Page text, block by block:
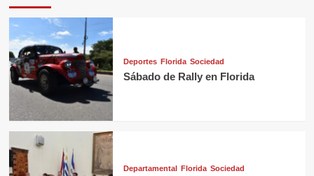
Deportes Florida Sociedad
Sábado de Rally en Florida
Departamental Florida Sociedad